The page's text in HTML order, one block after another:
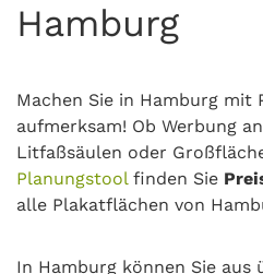
Hamburg
Machen Sie in Hamburg mit
aufmerksam! Ob Werbung
Litfaßsäulen oder
Planungstoolfinden Sie
alle Plakatflächen von
In Hamburg können Sie aus